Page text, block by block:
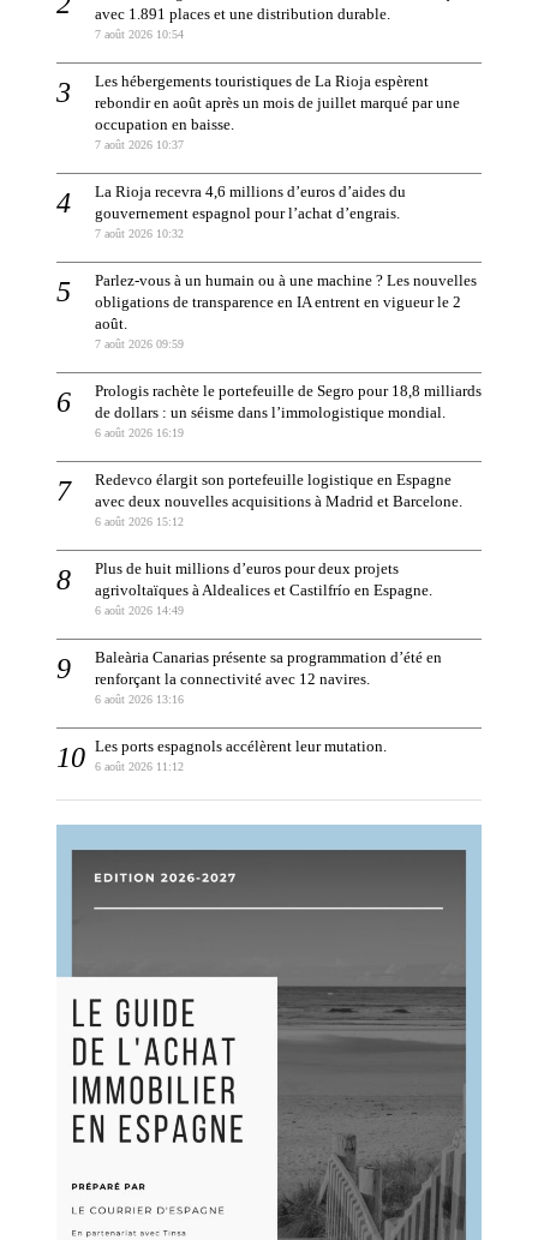
avec 1.891 places et une distribution durable.
7 août 2026 10:54
Les hébergements touristiques de La Rioja espèrent
rebondir en août après un mois de juillet marqué par une
occupation en baisse.
7 août 2026 10:37
La Rioja recevra 4,6 millions d’euros d’aides du
gouvernement espagnol pour l’achat d’engrais.
7 août 2026 10:32
Parlez-vous à un humain ou à une machine ? Les nouvelles
obligations de transparence en IA entrent en vigueur le 2
août.
7 août 2026 09:59
Prologis rachète le portefeuille de Segro pour 18,8 milliards
de dollars : un séisme dans l’immologistique mondial.
6 août 2026 16:19
Redevco élargit son portefeuille logistique en Espagne
avec deux nouvelles acquisitions à Madrid et Barcelone.
6 août 2026 15:12
Plus de huit millions d’euros pour deux projets
agrivoltaïques à Aldealices et Castilfrío en Espagne.
6 août 2026 14:49
Baleària Canarias présente sa programmation d’été en
renforçant la connectivité avec 12 navires.
6 août 2026 13:16
Les ports espagnols accélèrent leur mutation.
6 août 2026 11:12